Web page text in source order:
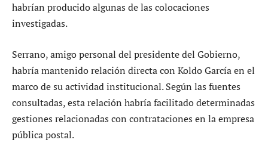
habrían producido algunas de las colocaciones
investigadas.
Serrano, amigo personal del presidente del Gobierno,
habría mantenido relación directa con Koldo García en el
marco de su actividad institucional. Según las fuentes
consultadas, esta relación habría facilitado determinadas
gestiones relacionadas con contrataciones en la empresa
pública postal.